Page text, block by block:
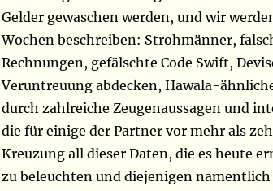
Gelder gewaschen werden, und wir
Wochen beschreiben: Strohmänner,
Rechnungen, gefälschte Code Swift,
Veruntreuung abdecken, Hawala-
durch zahlreiche Zeugenaussagen und
die für einige der Partner vor mehr als
Kreuzung all dieser Daten, die es heute
zu beleuchten und diejenigen